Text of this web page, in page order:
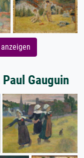
Gauguin